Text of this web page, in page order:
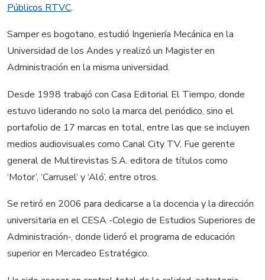
Públicos RTVC.
Samper es bogotano, estudió Ingeniería Mecánica en la
Universidad de los Andes y realizó un Magister en
Administración en la misma universidad.
Desde 1998 trabajó con Casa Editorial El Tiempo, donde
estuvo liderando no solo la marca del periódico, sino el
portafolio de 17 marcas en total, entre las que se incluyen
medios audiovisuales como Canal City TV. Fue gerente
general de Multirevistas S.A. editora de títulos como
‘Motor’, ‘Carrusel’ y ‘Aló’, entre otros.
Se retiró en 2006 para dedicarse a la docencia y la dirección
universitaria en el CESA -Colegio de Estudios Superiores de
Administración-, donde lideró el programa de educación
superior en Mercadeo Estratégico.